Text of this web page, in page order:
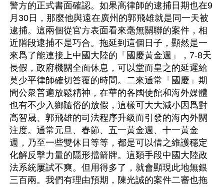
警方的正式書面確認。如果高律師的逮捕日期也在9
月30日，那麼他與遠在廣州的郭飛雄就是同一天被
逮捕。這兩個從官方表面看來毫無關聯的案件，相
近階段逮捕不是巧合。拖延到這個日子，顯然是一
來爲了能連接上中國大陸的「國慶黃金週」，7-8天
長假，政府機關全面休息，可以堂而皇之的延遲給
莫少平律師確切答覆的時間。二來通常「國慶」期
間公衆普遍放鬆精神，在華的各國使館和海外媒體
也有不少入鄉隨俗的放假，這樣可大大減小因爲對
高智晟、郭飛雄的司法程序升級而引發的海內外關
注度。通常元旦、春節、五一黃金週、十一黃金
週，乃至一些雙休日等等，都是可以借之維護穩定
化解反擊力量的隱形擋箭牌。這類手段中國大陸政
法系統屢試不爽。但用得多了，就會顯現此地無銀
三百兩。我們有理由預期，陳光誠的案件二審也拖